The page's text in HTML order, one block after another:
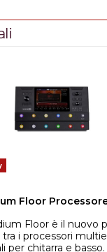
Floor
Floor è il nuovo
i processori
per chitarra e basso.